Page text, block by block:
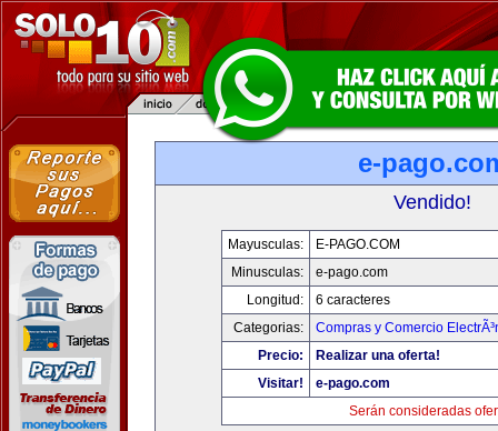
e-
Vendido!
Mayusculas:
E-PAGO.COM
Minusculas:
e-pago.com
Longitud:
6 caracteres
Categorias:
Compras y Comercio
Precio:
Realizar una oferta!
Visitar!
e-pago.com
Serán consideradas